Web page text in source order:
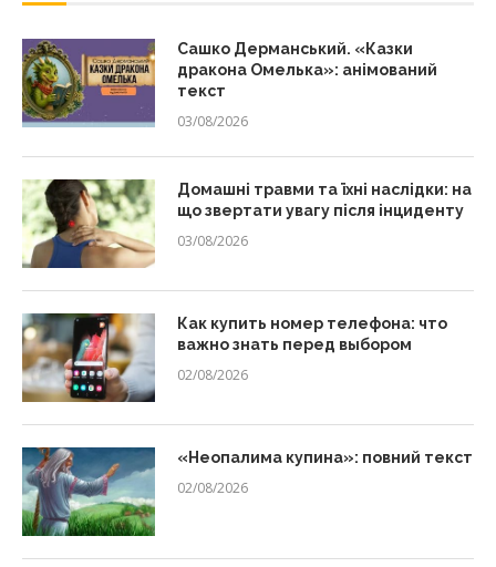
Сашко Дерманський. «Казки
дракона Омелька»: анімований
текст
03/08/2026
Домашні травми та їхні наслідки: на
що звертати увагу після інциденту
03/08/2026
Как купить номер телефона: что
важно знать перед выбором
02/08/2026
«Неопалима купина»: повний текст
02/08/2026